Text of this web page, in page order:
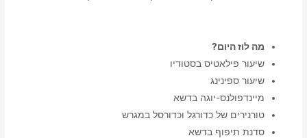
מה לוז היום?
שיעור פילאטיס בסטודיו
שיעור ספינינג
מיינדפולנס-יוגה בדשא
טורנירים של כדורגל וכדורסל במגרש
סדנת תיפוף בדשא